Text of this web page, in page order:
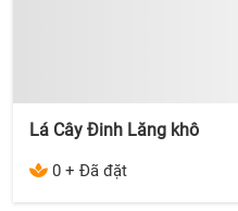
Lá Cây Đinh Lăng khô
0 + Đã đặt